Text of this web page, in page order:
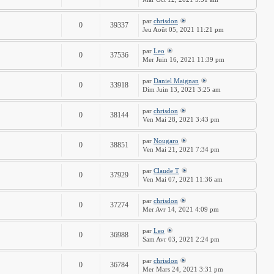
0 39337 par chrisdon
Jeu Août 05, 2021 11:21 pm
0 37536 par Leo
Mer Juin 16, 2021 11:39 pm
0 33918 par Daniel Maignan
Dim Juin 13, 2021 3:25 am
0 38144 par chrisdon
Ven Mai 28, 2021 3:43 pm
0 38851 par Nougaro
Ven Mai 21, 2021 7:34 pm
0 37929 par Claude T
Ven Mai 07, 2021 11:36 am
0 37274 par chrisdon
Mer Avr 14, 2021 4:09 pm
0 36988 par Leo
Sam Avr 03, 2021 2:24 pm
0 36784 par chrisdon
Mer Mars 24, 2021 3:31 pm